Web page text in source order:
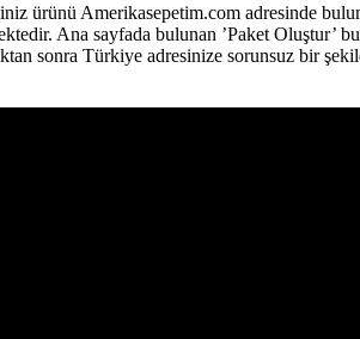
ürünü Amerikasepetim.com adresinde
Ana sayfada bulunan ’Paket Oluştur’
sonra Türkiye adresinize sorunsuz bir